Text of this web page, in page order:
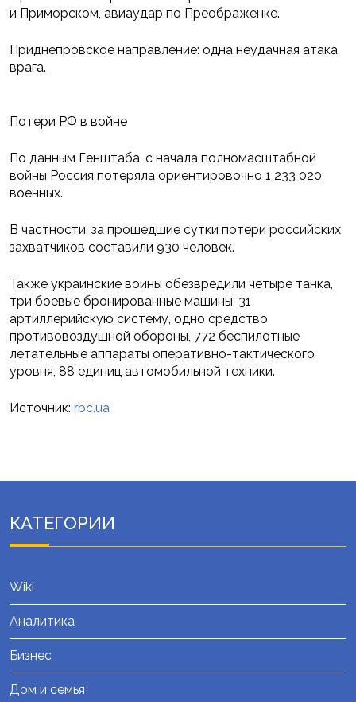
и Приморском, авиаудар по Преображенке.
Приднепровское направление: одна неудачная атака
врага.
Потери РФ в войне
По данным Генштаба, с начала полномасштабной
войны Россия потеряла ориентировочно 1 233 020
военных.
В частности, за прошедшие сутки потери российских
захватчиков составили 930 человек.
Также украинские воины обезвредили четыре танка,
три боевые бронированные машины, 31
артиллерийскую систему, одно средство
противовоздушной обороны, 772 беспилотные
летательные аппараты оперативно-тактического
уровня, 88 единиц автомобильной техники.
Источник: rbc.ua
КАТЕГОРИИ
Wiki
Аналитика
Бизнес
Дом и семья